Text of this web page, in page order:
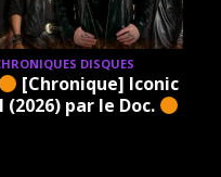
DISQUES
[Chronique] Iconic –
(2026) par le Doc.